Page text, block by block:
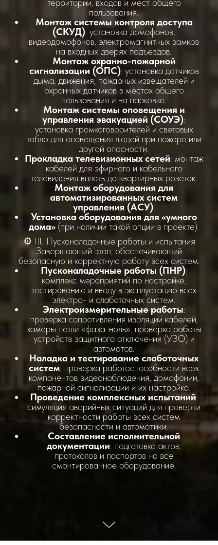
территории, входов и мест общего
пользования.
Монтаж системы контроля доступа
(СКУД): установка домофонов,
видеодомофонов, электромагнитных замков
на входных дверях подъездов.
Монтаж охранно-пожарной
сигнализации (ОПС): установка датчиков
дыма, движения, пожарных извещателей и
охранных датчиков в местах общего
пользования и на парковке.
Монтаж системы оповещения и
управления эвакуацией (СОУЭ):
установка громкоговорителей и световых
табло для оповещения людей при пожаре или
другой опасности.
Прокладка телевизионных сетей: монтаж
кабелей для эфирного и кабельного
телевидения вплоть до квартирных розеток.
Монтаж оборудования для
автоматизированных систем
управления (АСУ).
Установка оборудования для «умного
дома» (при наличии такой опции в проекте).
⚙️ III. Пусконаладочные работы и испытания
Завершающий этап, обеспечивающий
безопасную и корректную работу всех систем.
Пусконаладочные работы (ПНР):
комплекс мероприятий по настройке,
тестированию и вводу в эксплуатацию всех
электро- и слаботочных систем.
Электроизмерительные работы:
проверка сопротивления изоляции кабелей,
замеры петли «фаза-ноль», проверка работы
устройств защитного отключения (УЗО) и
автоматов.
Наладка и тестирование слаботочных
систем: проверка работоспособности всех
компонентов видеонаблюдения, домофонии,
пожарной сигнализации и их настройка.
Проведение комплексных испытаний:
симуляция аварийных ситуаций для проверки
корректности работы всех систем
безопасности и автоматики.
Составление исполнительной
документации: подготовка актов,
протоколов и паспортов на все
смонтированное оборудование.